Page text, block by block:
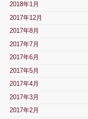
2018年1月
2017年12月
2017年8月
2017年7月
2017年6月
2017年5月
2017年4月
2017年3月
2017年2月